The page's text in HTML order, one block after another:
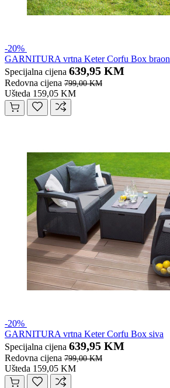
-20%
GARNITURA vrtna Keter Corfu Box braon
Specijalna cijena 639,95 KM
Redovna cijena 799,00 KM
Ušteda 159,05 KM
-20%
GARNITURA vrtna Keter Corfu Box siva
Specijalna cijena 639,95 KM
Redovna cijena 799,00 KM
Ušteda 159,05 KM